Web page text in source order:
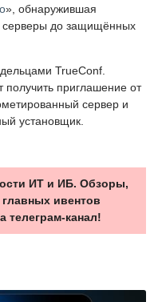
», обнаружившая
серверы до защищённых
TrueConf.
приглашение от
сервер и
установщик.
ИТ и ИБ. Обзоры,
ивентов
телеграм-канал!